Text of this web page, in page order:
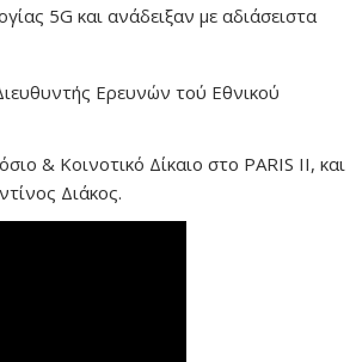
5G και ανάδειξαν με αδιάσειστα
Ερευνών τού Εθνικού
& Κοινοτικό Δίκαιο στο PARIS II, και
Διάκος.